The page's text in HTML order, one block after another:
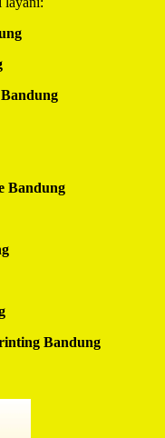
Bandung
Bandung